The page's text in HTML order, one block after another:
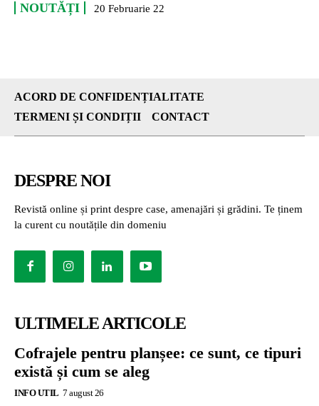
NOUTĂȚI 20 Februarie 22
ACORD DE CONFIDENȚIALITATE
TERMENI ȘI CONDIȚII
CONTACT
DESPRE NOI
Revistă online și print despre case, amenajări și grădini. Te ținem
la curent cu noutățile din domeniu
ULTIMELE ARTICOLE
Cofrajele pentru planșee: ce sunt, ce tipuri
există și cum se aleg
INFO UTIL 7 august 26